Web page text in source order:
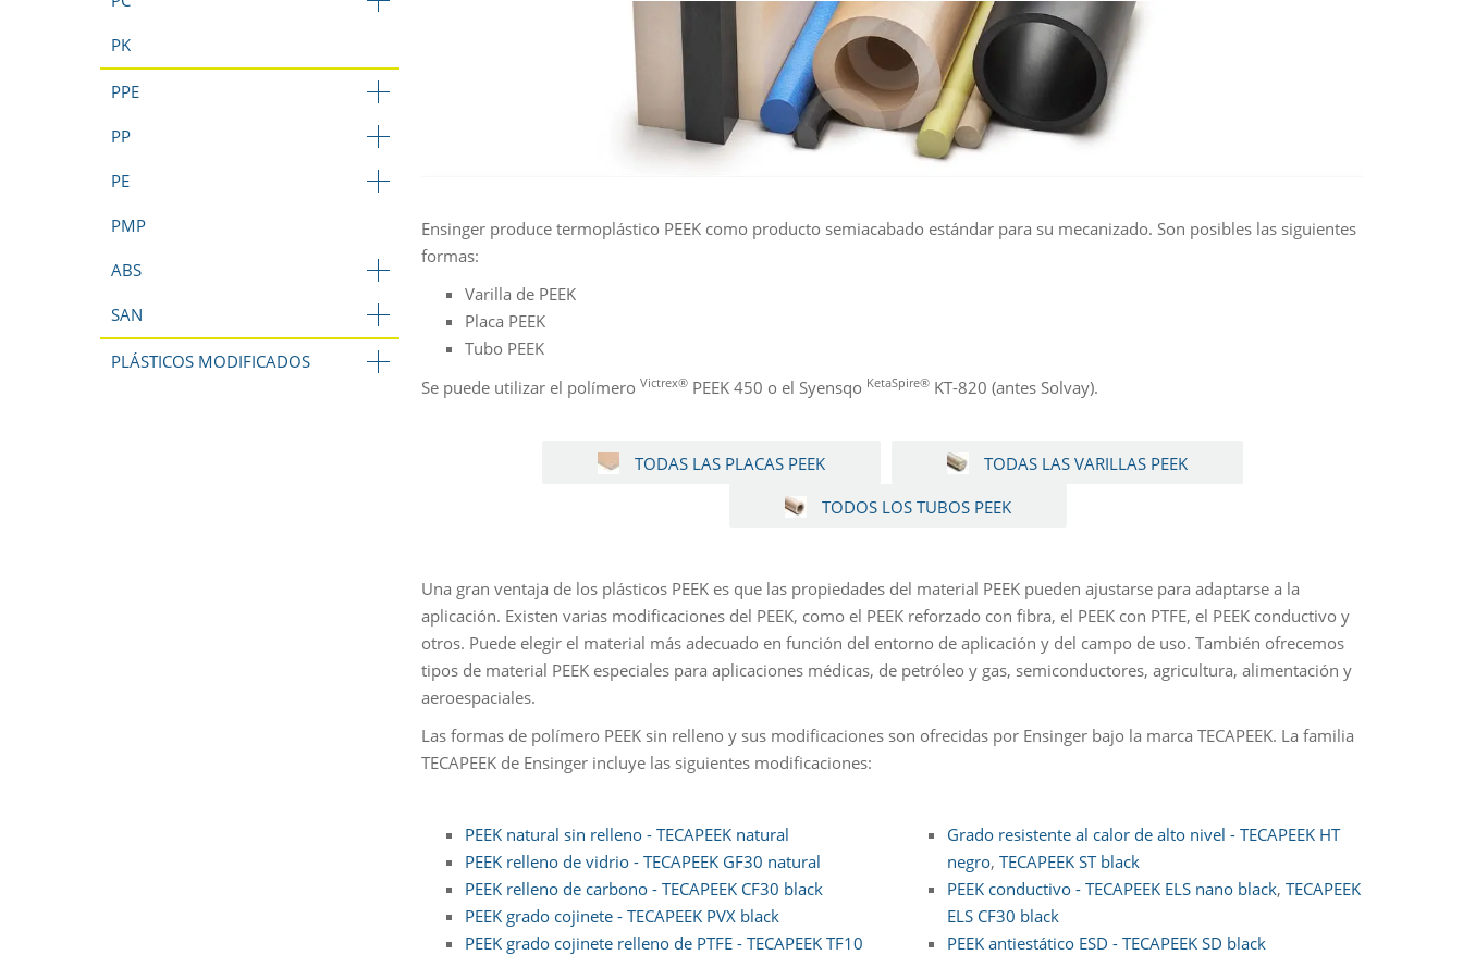
PK
PPE
PP
PE
PMP
ABS
SAN
PLÁSTICOS MODIFICADOS
Ensinger produce termoplástico PEEK como producto semiacabado estándar para su mecanizado. Son posibles las siguientes
formas:
Varilla de PEEK
Placa PEEK
Tubo PEEK
Se puede utilizar el polímero Victrex® PEEK 450 o el Syensqo KetaSpire® KT-820 (antes Solvay).
TODAS LAS PLACAS PEEK
TODAS LAS VARILLAS PEEK
TODOS LOS TUBOS PEEK
Una gran ventaja de los plásticos PEEK es que las propiedades del material PEEK pueden ajustarse para adaptarse a la
aplicación. Existen varias modificaciones del PEEK, como el PEEK reforzado con fibra, el PEEK con PTFE, el PEEK conductivo y
otros. Puede elegir el material más adecuado en función del entorno de aplicación y del campo de uso. También ofrecemos
tipos de material PEEK especiales para aplicaciones médicas, de petróleo y gas, semiconductores, agricultura, alimentación y
aeroespaciales.
Las formas de polímero PEEK sin relleno y sus modificaciones son ofrecidas por Ensinger bajo la marca TECAPEEK. La familia
TECAPEEK de Ensinger incluye las siguientes modificaciones:
PEEK natural sin relleno - TECAPEEK natural
PEEK relleno de vidrio - TECAPEEK GF30 natural
PEEK relleno de carbono - TECAPEEK CF30 black
PEEK grado cojinete - TECAPEEK PVX black
PEEK grado cojinete relleno de PTFE - TECAPEEK TF10
Grado resistente al calor de alto nivel - TECAPEEK HT
negro, TECAPEEK ST black
PEEK conductivo - TECAPEEK ELS nano black, TECAPEEK
ELS CF30 black
PEEK antiestático ESD - TECAPEEK SD black